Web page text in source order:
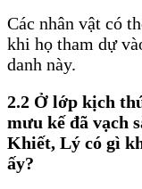
Các nhân vật có
khi họ tham dự
danh này.
2.2 Ở lớp kịch
mưu kế đã vạch
Khiết, Lý có gì
ấy?